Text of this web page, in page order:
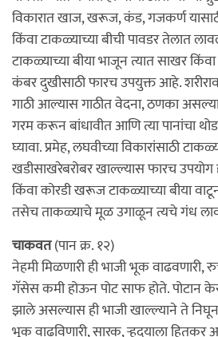
विकारात खाज, खरूज, कंड, गजकर्ण
किंवा टाकळ्याच्या बीची पावडर तेलात
टाकळ्याच्या बीया भाजून त्यात साखर
कंबर दुखीसाठी फारच उपयुक्त आहे.
गाठी आल्यास गाठीत वेदना, ठणका
गरम करून बांधावीत आणि त्या पानांचा
घ्यावा. प्रमेह, लघवीच्या विकारांसाठी
खडीसाखरेबरोबर खाल्ल्यास फारच उपयोग
किंवा कोरडी खरूज टाकळ्याच्या बीया
तसेच ताकळ्याचे मूळ उगाळून त्यचे गंध
चाकवत(पान क्र. १२)
नेहमी मिळणारी ही भाजी भूक
गॅसेस कमी होऊन पोट साफ होते. पोटान
झाले असल्यास ही भाजी खाल्ल्याने ते
भूक वाढविणारी, सारक, र्‍हुदयाला हितकर